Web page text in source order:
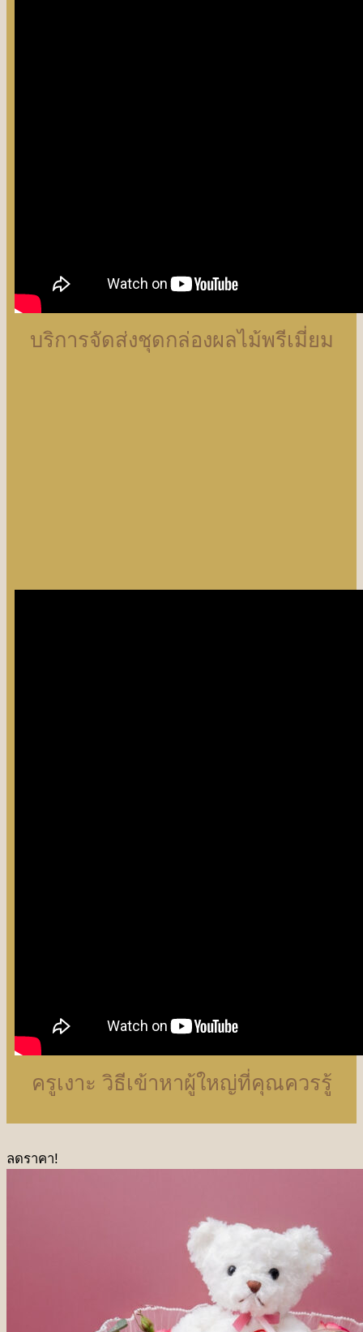
บริการจัดส่งชุดกล่องผลไม้พรีเมี่ยม
ครูเงาะ วิธีเข้าหาผู้ใหญ่ที่คุณควรรู้
ลดราคา!